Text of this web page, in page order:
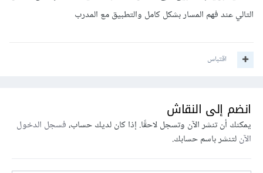
التالي عند فهم المسار بشكل كامل والتطبيق مع المدرب
اقتباس
انضم إلى النقاش
يمكنك أن تنشر الآن وتسجل لاحقًا. إذا كان لديك حساب،فسجل الدخول
الآنلتنشر باسم حسابك.